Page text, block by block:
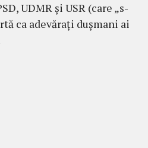
UDMR și USR (care „s-
ca adevărați dușmani ai